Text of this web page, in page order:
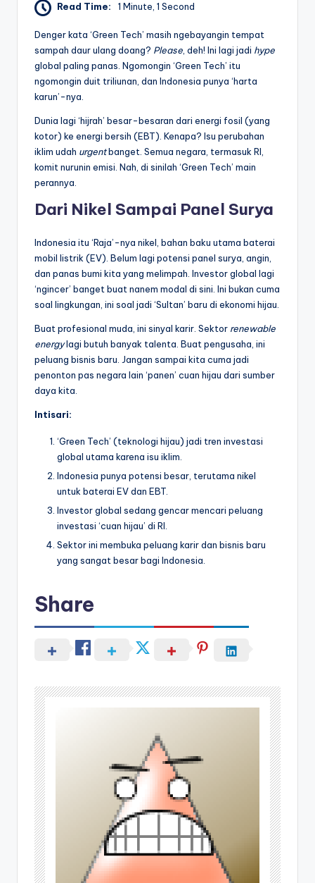
Read Time: 1 Minute, 1 Second
Denger kata ‘Green Tech’ masih ngebayangin tempat
sampah daur ulang doang? Please , deh! Ini lagi jadi hype
global paling panas. Ngomongin ‘Green Tech’ itu
ngomongin duit triliunan, dan Indonesia punya ‘harta
karun’-nya.
Dunia lagi ‘hijrah’ besar-besaran dari energi fosil (yang
kotor) ke energi bersih (EBT). Kenapa? Isu perubahan
iklim udah urgentbanget. Semua negara, termasuk RI,
komit nurunin emisi. Nah, di sinilah ‘Green Tech’ main
perannya.
Dari Nikel Sampai Panel Surya
Indonesia itu ‘Raja’-nya nikel, bahan baku utama baterai
mobil listrik (EV). Belum lagi potensi panel surya, angin,
dan panas bumi kita yang melimpah. Investor global lagi
‘ngincer’ banget buat nanem modal di sini. Ini bukan cuma
soal lingkungan, ini soal jadi ‘Sultan’ baru di ekonomi hijau.
Buat profesional muda, ini sinyal karir. Sektor renewable
energylagi butuh banyak talenta. Buat pengusaha, ini
peluang bisnis baru. Jangan sampai kita cuma jadi
penonton pas negara lain ‘panen’ cuan hijau dari sumber
daya kita.
Intisari:
‘Green Tech’ (teknologi hijau) jadi tren investasi
global utama karena isu iklim.
Indonesia punya potensi besar, terutama nikel
untuk baterai EV dan EBT.
Investor global sedang gencar mencari peluang
investasi ‘cuan hijau’ di RI.
Sektor ini membuka peluang karir dan bisnis baru
yang sangat besar bagi Indonesia.
Share